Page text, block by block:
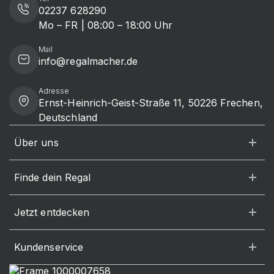
02237 628290
Mo – FR | 08:00 – 18:00 Uhr
Mail
info@regalmacher.de
Adresse
Ernst-Heinrich-Geist-Straße 11, 50226 Frechen,
Deutschland
Über uns
Finde dein Regal
Jetzt entdecken
Kundenservice